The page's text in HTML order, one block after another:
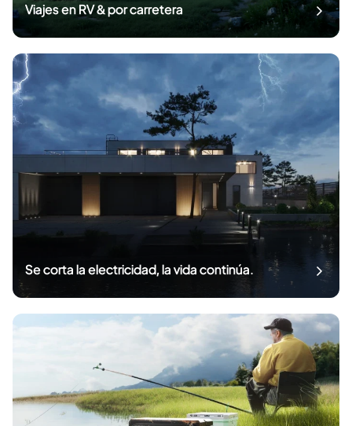
Viajes en RV & por carretera
Se corta la electricidad, la vida continúa.